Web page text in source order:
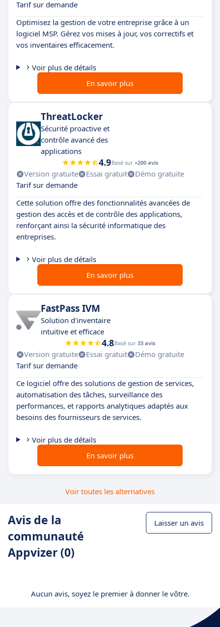
Tarif sur demande
Optimisez la gestion de votre entreprise grâce à un
logiciel MSP. Gérez vos mises à jour, vos correctifs et
vos inventaires efficacement.
Voir plus de détails
En savoir plus
ThreatLocker
Sécurité proactive et
contrôle avancé des
applications
4.9Basé sur +200 avis
Version gratuite Essai gratuit
Démo gratuite
Tarif sur demande
Cette solution offre des fonctionnalités avancées de
gestion des accès et de contrôle des applications,
renforçant ainsi la sécurité informatique des
entreprises.
Voir plus de détails
En savoir plus
FastPass IVM
Solution d'inventaire
intuitive et efficace
4.8Basé sur 33 avis
Version gratuite Essai gratuit
Démo gratuite
Tarif sur demande
Ce logiciel offre des solutions de gestion de services,
automatisation des tâches, surveillance des
performances, et rapports analytiques adaptés aux
besoins des fournisseurs de services.
Voir plus de détails
En savoir plus
Voir toutes les alternatives
Avis de la
communauté
Appvizer (0)
Laisser un avis
Aucun avis, soyez le premier à donner le vôtre.